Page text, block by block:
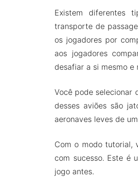
Baixe Airline
Existem diferentes
transporte de
os jogadores por
aos jogadores
desafiar a si mesmo e
Você pode selecionar
desses aviões são
aeronaves leves de
Com o modo tutorial,
com sucesso. Este é
jogo antes.